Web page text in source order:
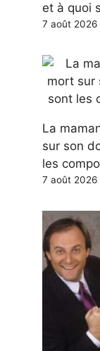
et à quoi
7 août 2026
La
sur son
les
7 août 2026